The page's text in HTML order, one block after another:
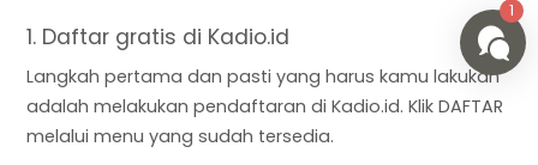
1. Daftar gratis di Kadio.id
Langkah pertama dan pasti yang harus kamu lakukan
adalah melakukan pendaftaran di Kadio.id. Klik DAFTAR
melalui menu yang sudah tersedia.